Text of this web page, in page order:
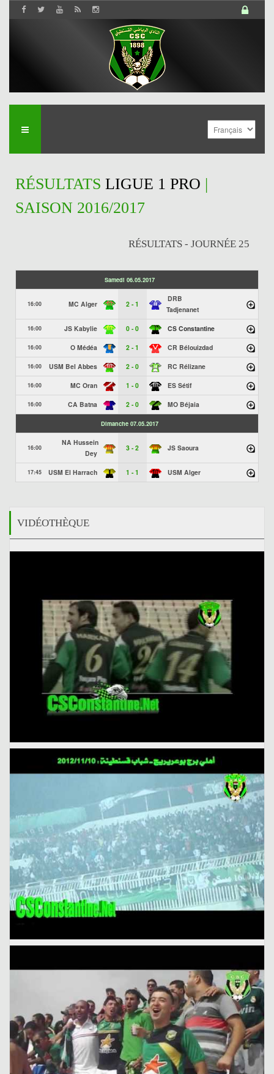
RÉSULTATS LIGUE 1 PRO |
SAISON 2016/2017
RÉSULTATS - JOURNÉE 25
Samedi 06.05.2017
16:00 MC Alger 2 - 1
DRB
Tadjenanet
16:00 JS Kabylie 0 - 0 CS Constantine
16:00 O Médéa 2 - 1 CR Bélouizdad
16:00 USM Bel Abbes 2 - 0 RC Rélizane
16:00 MC Oran 1 - 0 ES Sétif
16:00 CA Batna 2 - 0 MO Béjaia
Dimanche 07.05.2017
16:00
NA Hussein
Dey
3 - 2 JS Saoura
17:45 USM El Harrach 1 - 1 USM Alger
VIDÉOTHÈQUE